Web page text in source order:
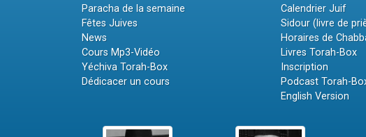
Paracha de la semaine
Fêtes Juives
News
Cours Mp3-Vidéo
Yéchiva Torah-Box
Dédicacer un cours
Calendrier Juif
Sidour (livre de
Horaires de
Livres Torah-Box
Inscription
Podcast Torah-
English Version